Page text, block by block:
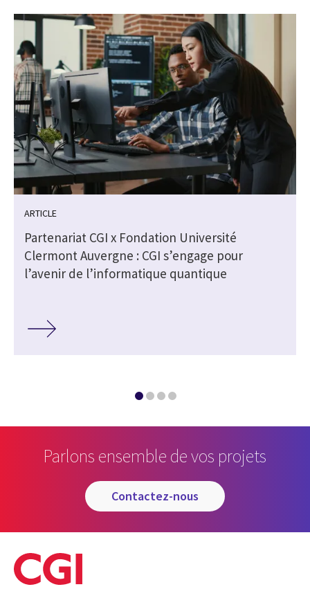
ARTICLE
Partenariat CGI x Fondation Université
Clermont Auvergne : CGI s’engage pour
l’avenir de l’informatique quantique
Parlons ensemble de vos projets
contactez-nous